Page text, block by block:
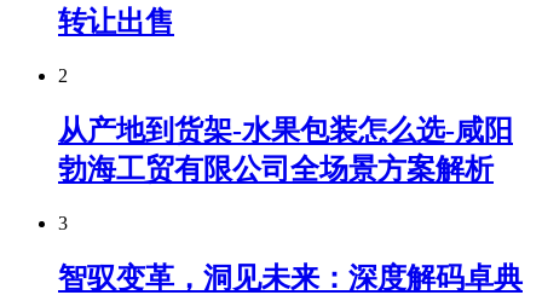
转让出售
2
从产地到货架-水果包装怎么选-咸阳
勃海工贸有限公司全场景方案解析
3
智驭变革，洞见未来：深度解码卓典